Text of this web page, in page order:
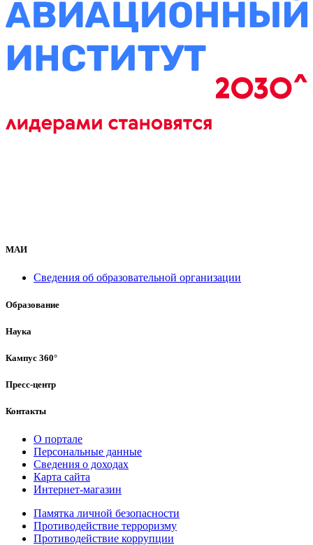
МАИ
Сведения об образовательной организации
Образование
Наука
Кампус 360°
Пресс-центр
Контакты
О портале
Персональные данные
Сведения о доходах
Карта сайта
Интернет-магазин
Памятка личной безопасности
Противодействие терроризму
Противодействие коррупции